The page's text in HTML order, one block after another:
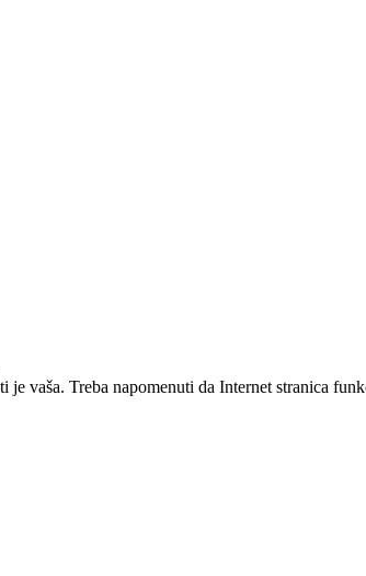
vaša. Treba napomenuti da Internet stranica